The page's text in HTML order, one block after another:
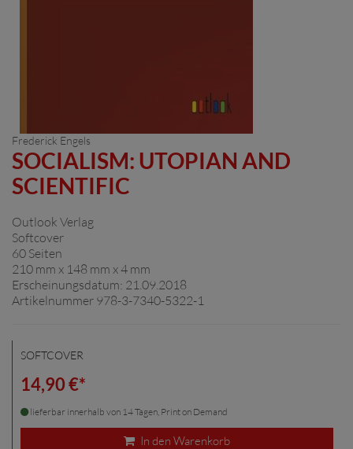
Frederick Engels
SOCIALISM: UTOPIAN AND
SCIENTIFIC
Outlook Verlag
Softcover
60 Seiten
210 mm x 148 mm x 4 mm
Erscheinungsdatum: 21.09.2018
Artikelnummer 978-3-7340-5322-1
SOFTCOVER
14,90 €*
lieferbar innerhalb von 14 Tagen, Print on Demand
In den Warenkorb